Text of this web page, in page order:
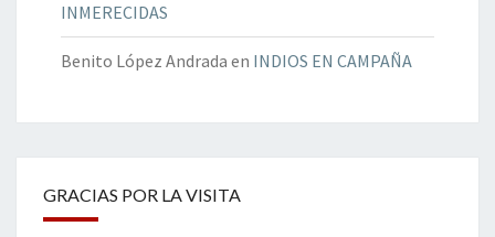
INMERECIDAS
Benito López Andrada en INDIOS EN CAMPAÑA
GRACIAS POR LA VISITA